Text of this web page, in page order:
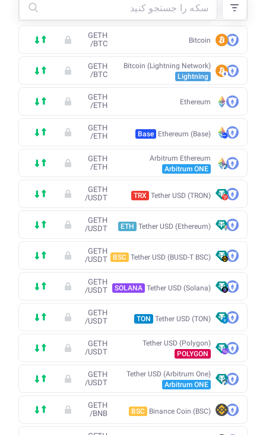
Bitcoin
GETH
/BTC
Bitcoin (Lightning Network)
Lightning
GETH
/BTC
Ethereum
GETH
/ETH
Ethereum (Base)
Base
GETH
/ETH
Arbitrum Ethereum
Arbitrum ONE
GETH
/ETH
Tether USD (TRON)
TRX
GETH
/USDT
Tether USD (Ethereum)
ETH
GETH
/USDT
Tether USD (BUSD-T BSC)
BSC
GETH
/USDT
Tether USD (Solana)
SOLANA
GETH
/USDT
Tether USD (TON)
TON
GETH
/USDT
Tether USD (Polygon)
POLYGON
GETH
/USDT
Tether USD (Arbitrum One)
Arbitrum ONE
GETH
/USDT
Binance Coin (BSC)
BSC
GETH
/BNB